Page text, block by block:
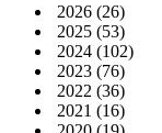
2026 (26)
2025 (53)
2024 (102)
2023 (76)
2022 (36)
2021 (16)